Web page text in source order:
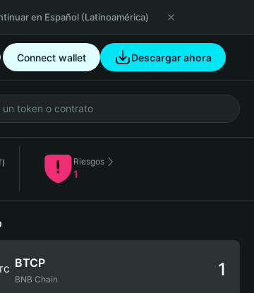
en Español (Latinoamérica)
Connect wallet Descargar ahora
Riesgos
1
BTCP
BNB Chain